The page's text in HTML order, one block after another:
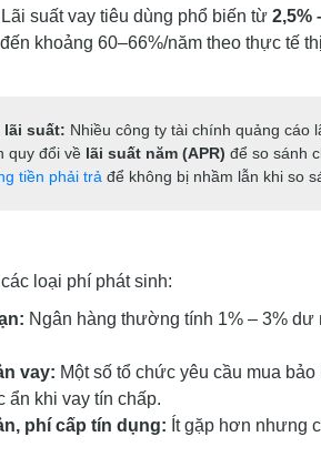
Lãi suất vay tiêu dùng phổ biến từ 2,5%
khoảng 60–66%/năm theo thực tế
lãi suất: Nhiều công ty tài chính quảng cáo
quy đổi về lãi suất năm (APR) để so sánh
tiền phải trả để không bị nhầm lẫn khi so
loại phí phát sinh:
Ngân hàng thường tính 1% – 3%
vay: Một số tổ chức yêu cầu mua
ẩn khi vay tín chấp.
phí cấp tín dụng: Ít gặp hơn nhưng